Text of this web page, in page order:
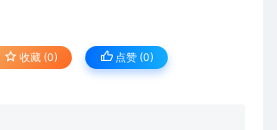
收藏 (0) 点赞 (0)